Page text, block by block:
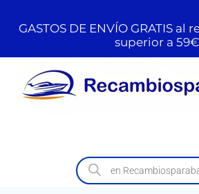
GASTOS DE ENVÍO GRATIS al
superior a 59€